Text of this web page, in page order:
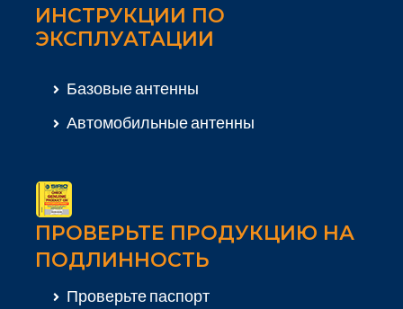
ИНСТРУКЦИИ ПО
ЭКСПЛУАТАЦИИ
Базовые антенны
Автомобильные антенны
ПРОВЕРЬТЕ ПРОДУКЦИЮ НА
ПОДЛИННОСТЬ
Проверьте паспорт